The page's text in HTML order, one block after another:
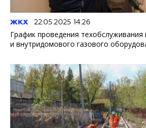
ЖКХ 22.05.2025 14:26
График проведения техобслуживания
и внутридомового газового